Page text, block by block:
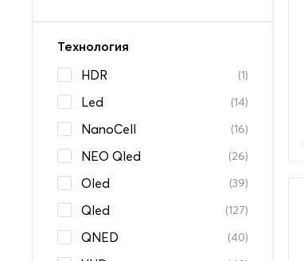
Технология
HDR
(1)
Led (14)
NanoCell (16)
NEO Qled (26)
Oled (39)
Qled (127)
QNED (40)